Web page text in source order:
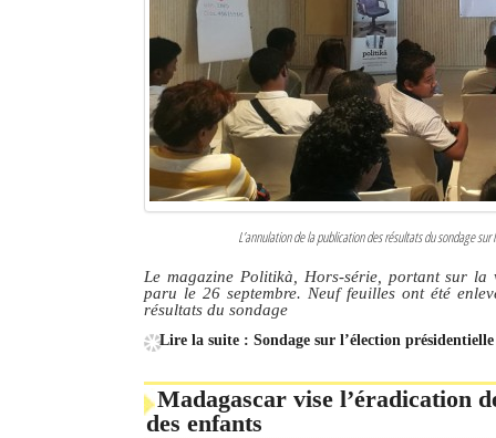
L’annulation de la publication des résultats du sondage
Le magazine Politikà, Hors-série, portant sur
paru le 26 septembre. Neuf feuilles ont été
résultats du sondage
Lire la suite : Sondage sur l’élection
Madagascar vise l’éradication
des enfants